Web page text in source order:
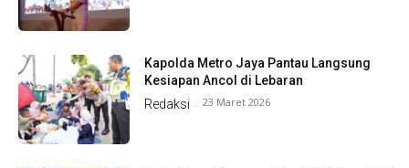
Kapolda Metro Jaya Pantau Langsung
Kesiapan Ancol di Lebaran
Redaksi - 23 Maret 2026